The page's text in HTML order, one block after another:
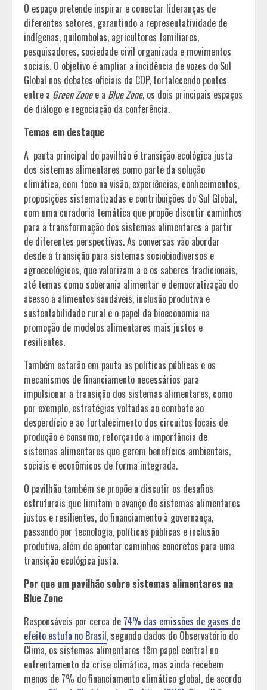
O espaço pretende inspirar e conectar lideranças de
diferentes setores, garantindo a representatividade de
indígenas, quilombolas, agricultores familiares,
pesquisadores, sociedade civil organizada e movimentos
sociais. O objetivo é ampliar a incidência de vozes do Sul
Global nos debates oficiais da COP, fortalecendo pontes
entre a Green Zonee a Blue Zone, os dois principais espaços
de diálogo e negociação da conferência.
Temas em destaque
A pauta principal do pavilhão é transição ecológica justa
dos sistemas alimentares como parte da solução
climática, com foco na visão, experiências, conhecimentos,
proposições sistematizadas e contribuições do Sul Global,
com uma curadoria temática que propõe discutir caminhos
para a transformação dos sistemas alimentares a partir
de diferentes perspectivas. As conversas vão abordar
desde a transição para sistemas sociobiodiversos e
agroecológicos, que valorizam a e os saberes tradicionais,
até temas como soberania alimentar e democratização do
acesso a alimentos saudáveis, inclusão produtiva e
sustentabilidade rural e o papel da bioeconomia na
promoção de modelos alimentares mais justos e
resilientes.
Também estarão em pauta as políticas públicas e os
mecanismos de financiamento necessários para
impulsionar a transição dos sistemas alimentares, como
por exemplo, estratégias voltadas ao combate ao
desperdício e ao fortalecimento dos circuitos locais de
produção e consumo, reforçando a importância de
sistemas alimentares que gerem benefícios ambientais,
sociais e econômicos de forma integrada.
O pavilhão também se propõe a discutir os desafios
estruturais que limitam o avanço de sistemas alimentares
justos e resilientes, do financiamento à governança,
passando por tecnologia, políticas públicas e inclusão
produtiva, além de apontar caminhos concretos para uma
transição ecológica justa.
Por que um pavilhão sobre sistemas alimentares na
Blue Zone
Responsáveis por cerca de 74% das emissões de gases de
efeito estufa no Brasil, segundo dados do Observatório do
Clima, os sistemas alimentares têm papel central no
enfrentamento da crise climática, mas ainda recebem
menos de 7% do financiamento climático global, de acordo